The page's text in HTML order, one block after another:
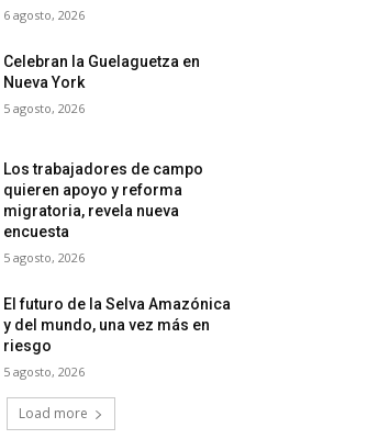
6 agosto, 2026
Celebran la Guelaguetza en
Nueva York
5 agosto, 2026
Los trabajadores de campo
quieren apoyo y reforma
migratoria, revela nueva
encuesta
5 agosto, 2026
El futuro de la Selva Amazónica
y del mundo, una vez más en
riesgo
5 agosto, 2026
Load more